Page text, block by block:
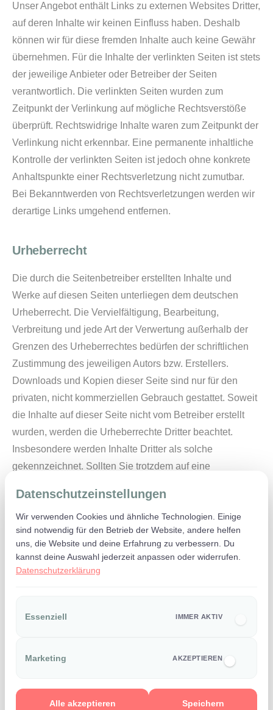
Unser Angebot enthält Links zu externen Websites Dritter,
auf deren Inhalte wir keinen Einfluss haben. Deshalb
können wir für diese fremden Inhalte auch keine Gewähr
übernehmen. Für die Inhalte der verlinkten Seiten ist stets
der jeweilige Anbieter oder Betreiber der Seiten
verantwortlich. Die verlinkten Seiten wurden zum
Zeitpunkt der Verlinkung auf mögliche Rechtsverstöße
überprüft. Rechtswidrige Inhalte waren zum Zeitpunkt der
Verlinkung nicht erkennbar. Eine permanente inhaltliche
Kontrolle der verlinkten Seiten ist jedoch ohne konkrete
Anhaltspunkte einer Rechtsverletzung nicht zumutbar.
Bei Bekanntwerden von Rechtsverletzungen werden wir
derartige Links umgehend entfernen.
Urheberrecht
Die durch die Seitenbetreiber erstellten Inhalte und
Werke auf diesen Seiten unterliegen dem deutschen
Urheberrecht. Die Vervielfältigung, Bearbeitung,
Verbreitung und jede Art der Verwertung außerhalb der
Grenzen des Urheberrechtes bedürfen der schriftlichen
Zustimmung des jeweiligen Autors bzw. Erstellers.
Downloads und Kopien dieser Seite sind nur für den
privaten, nicht kommerziellen Gebrauch gestattet. Soweit
die Inhalte auf dieser Seite nicht vom Betreiber erstellt
wurden, werden die Urheberrechte Dritter beachtet.
Insbesondere werden Inhalte Dritter als solche
gekennzeichnet. Sollten Sie trotzdem auf eine
um einen entsprechenden Hinweis. Bei Bekanntwerden
von Rechtsverletzungen werden wir derartige Inhalte
umgehend entfernen.
Streitschlichtung
Online-Streitbeilegung (OS) bereit:
Adresse finden Sie oben im Impressum. Wir sind nicht
bereit oder verpflichtet, an Streitbeilegungsverfahren vor
einer Verbraucherschlichtungsstelle teilzunehmen.
Datenschutzeinstellungen
Wir verwenden Cookies und ähnliche Technologien. Einige
sind notwendig für den Betrieb der Website, andere helfen
uns, die Website und deine Erfahrung zu verbessern. Du
kannst deine Auswahl jederzeit anpassen oder widerrufen.
Datenschutzerklärung
Essenziell IMMER AKTIV
Marketing AKZEPTIEREN
Alle akzeptieren Speichern